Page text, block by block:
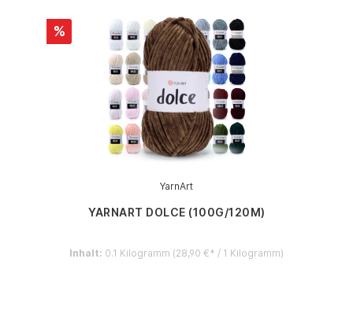
%
YarnArt
YARNART DOLCE (100G/120M)
Inhalt: 0.1 Kilogramm (28,90 €* / 1 Kilogramm)